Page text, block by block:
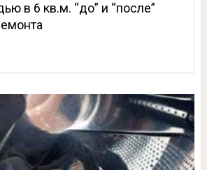
в 6 кв.м. “до” и “после”